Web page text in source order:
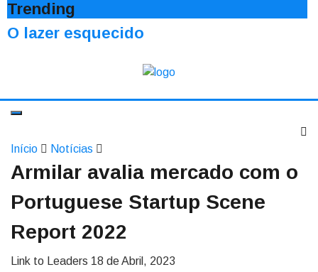
Trending
O lazer esquecido
Início Notícias
Armilar avalia mercado com o
Portuguese Startup Scene
Report 2022
Link to Leaders 18 de Abril, 2023